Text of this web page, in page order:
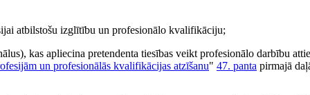
atbilstošu izglītību un profesionālo kvalifikāciju;
kas apliecina pretendenta tiesības veikt profesionālo darbību
un profesionālās kvalifikācijas atzīšanu" 47. panta pirmajā